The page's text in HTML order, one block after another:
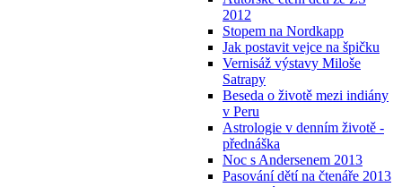
2012
Stopem na Nordkapp
Jak postavit vejce na špičku
Vernisáž výstavy Miloše
Satrapy
Beseda o životě mezi indiány
v Peru
Astrologie v denním životě -
přednáška
Noc s Andersenem 2013
Pasování dětí na čtenáře 2013